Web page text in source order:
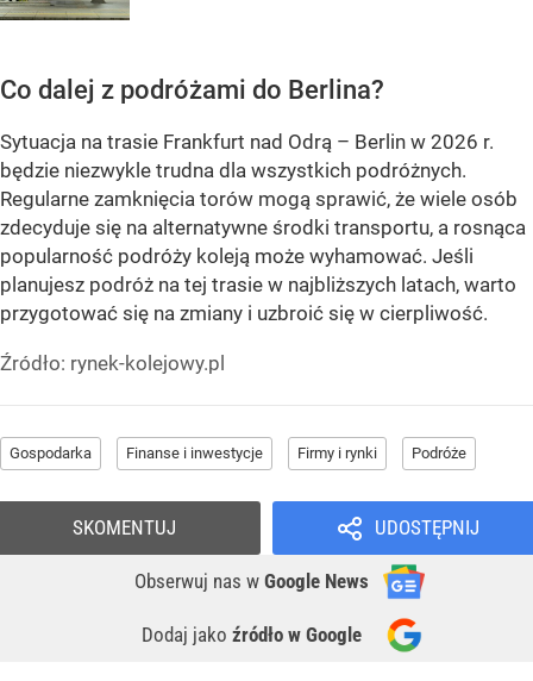
Co dalej z podróżami do Berlina?
Sytuacja na trasie Frankfurt nad Odrą – Berlin w 2026 r.
będzie niezwykle trudna dla wszystkich podróżnych.
Regularne zamknięcia torów mogą sprawić, że wiele osób
zdecyduje się na alternatywne środki transportu, a rosnąca
popularność podróży koleją może wyhamować. Jeśli
planujesz podróż na tej trasie w najbliższych latach, warto
przygotować się na zmiany i uzbroić się w cierpliwość.
Źródło: rynek-kolejowy.pl
Gospodarka Finanse i inwestycje Firmy i rynki Podróże
UDOSTĘPNIJ
Obserwuj nas w Google News
Dodaj jako źródło w Google
SKOMENTUJ